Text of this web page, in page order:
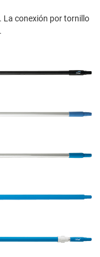
La conexión por tornillo